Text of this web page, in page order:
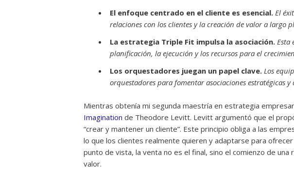
El enfoque centrado en el cliente es esencial. El
relaciones con los clientes y la creación de valor a largo
La estrategia Triple Fit impulsa la asociación. Esta
planificación, la ejecución y los recursos para el
Los orquestadores juegan un papel clave. Los
orquestadores para fomentar asociaciones estratégicas y
Mientras obtenía mi segunda maestría en estrategia
Imagination de Theodore Levitt. Levitt argumentó que el
“crear y mantener un cliente”. Este principio obliga a las
lo que los clientes realmente quieren y adaptarse para
punto de vista, la venta no es el final, sino el comienzo de una
valor.